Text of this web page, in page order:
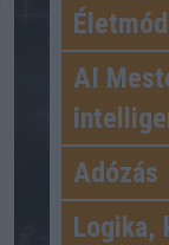
Életmód
AI
Adózás
Logika,